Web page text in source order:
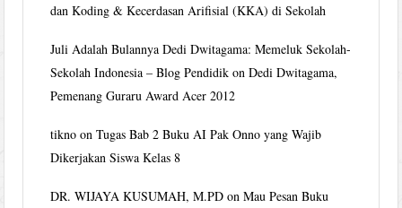
dan Koding & Kecerdasan Arifisial (KKA) di Sekolah
Juli Adalah Bulannya Dedi Dwitagama: Memeluk Sekolah-
Sekolah Indonesia – Blog Pendidik onDedi Dwitagama,
Pemenang Guraru Award Acer 2012
tikno onTugas Bab 2 Buku AI Pak Onno yang Wajib
Dikerjakan Siswa Kelas 8
DR. WIJAYA KUSUMAH, M.PD onMau Pesan Buku